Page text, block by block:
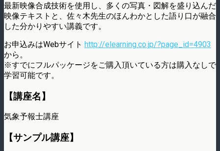
最新映像合成技術を使用し、多くの写真・図解を盛り込んだ
映像テキストと、佐々木先生のほんわかとした語り口が融合
した分かりやすい講義です。
お申込みはWebサイト http://elearning.co.jp/?page_id=4903
から。
※すでにフルパッケージをご購入頂いている方は購入なしで
学習可能です。
【講座名】
気象予報士講座
【サンプル講座】